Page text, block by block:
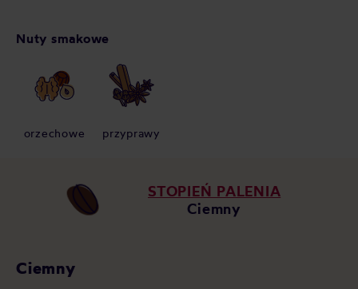
Nuty smakowe
orzechowe przyprawy
STOPIEŃ PALENIA
Ciemny
Ciemny